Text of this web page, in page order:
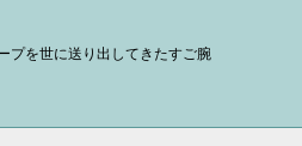
プを世に送り出してきたすご腕